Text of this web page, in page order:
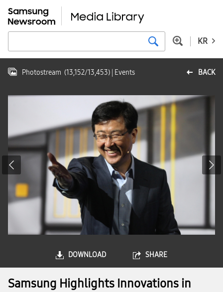
KR
BACK
Photostream (13,152/13,453) | Events
DOWNLOAD SHARE
Samsung Highlights Innovations in